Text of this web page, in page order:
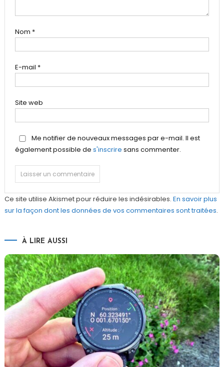
Nom *
E-mail *
Site web
Me notifier de nouveaux messages par e-mail. Il est
également possible de s'inscrire sans commenter.
Ce site utilise Akismet pour réduire les indésirables. En savoir plus
sur la façon dont les données de vos commentaires sont traitées.
À LIRE AUSSI